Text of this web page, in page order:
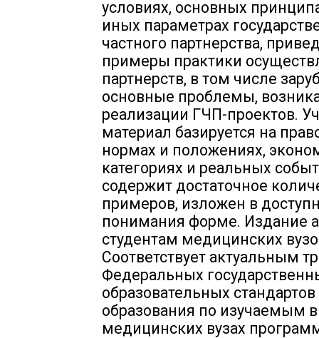
условиях, основных
иных параметрах
частного партнерства,
примеры практики
партнерств, в том числе
основные проблемы,
реализации ГЧП-проектов.
материал базируется на
нормах и положениях,
категориях и реальных
содержит достаточное
примеров, изложен в
понимания форме. Издание
студентам медицинских
Соответствует актуальным
Федеральных
образовательных
образования по изучаемым в
медицинских вузах